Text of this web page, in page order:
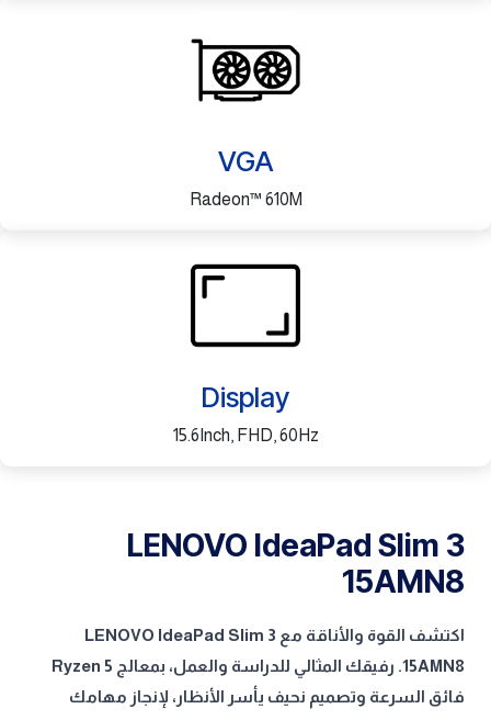
VGA
Radeon™ 610M
Display
15.6Inch, FHD, 60Hz
LENOVO IdeaPad Slim 3
15AMN8
اكتشف القوة والأناقة مع LENOVO IdeaPad Slim 3
15AMN8. رفيقك المثالي للدراسة والعمل، بمعالج Ryzen 5
فائق السرعة وتصميم نحيف يأسر الأنظار، لإنجاز مهامك